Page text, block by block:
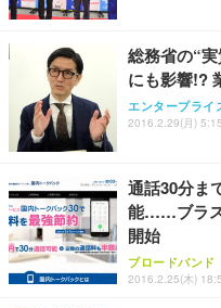
総務省の“
にも影響!?
エンタープライ
2016.2.29(月) 5:15
通話30分ま
能……ブラス
開始
ブロードバンド
2016.2.25(木)